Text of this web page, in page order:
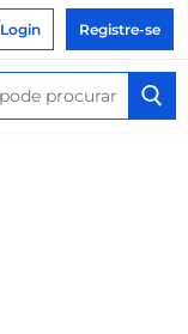
Login Registre-se